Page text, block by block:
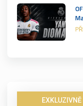
EXKLUZIVNĚ